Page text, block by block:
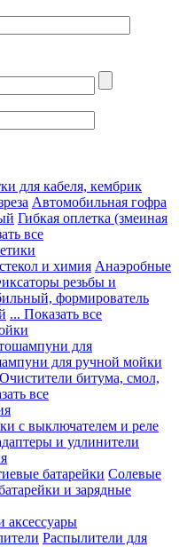
для кабеля, кембрик
Автомобильная гофра
Гибкая оплетка (змеиная
все
и химия Анаэробные
резьбы и
формирователь
... Показать все
для
для ручной мойки
Очистители битума, смол,
все
с выключателем и реле
и удлинители
батарейки Солевые
и зарядные
аксессуары
Распылители для